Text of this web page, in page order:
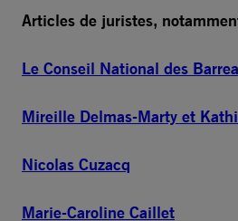
Articles de juristes,
Le Conseil National des
Mireille Delmas-Marty et
Nicolas Cuzacq
Marie-Caroline Caillet